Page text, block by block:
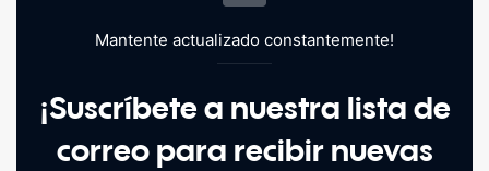
Mantente actualizado constantemente!
¡Suscríbete a nuestra lista de
correo para recibir nuevas